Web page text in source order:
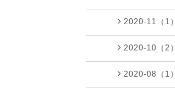
2020-11（1）
2020-10（2）
2020-08（1）